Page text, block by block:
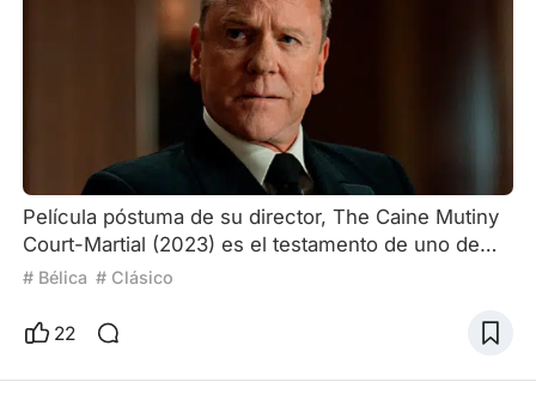
Película póstuma de su director, The Caine Mutiny
Court-Martial (2023) es el testamento de uno de
los más importantes realizadores de la historia del
cómo un cineasta se despide, con una película que
testamentario. Sucedió lo mismo con muchos otros
# Bélica # Clásico
22